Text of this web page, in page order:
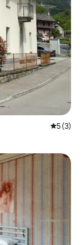
從 3 則評
5 (3)